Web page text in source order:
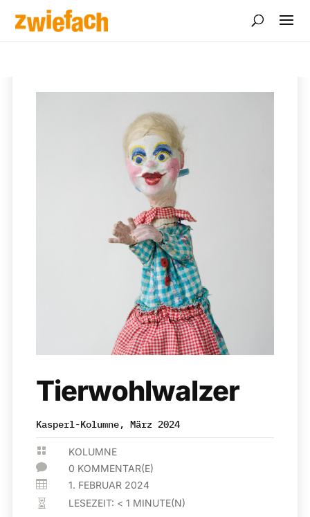
Tierwohlwalzer
Kasperl-Kolumne, März 2024
 KOLUMNE
 0 KOMMENTAR(E)
 1. FEBRUAR 2024
 LESEZEIT: < 1 MINUTE(N)